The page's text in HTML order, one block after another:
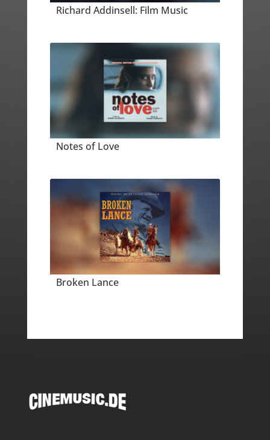
Richard Addinsell: Film Music
Notes of Love
Broken Lance